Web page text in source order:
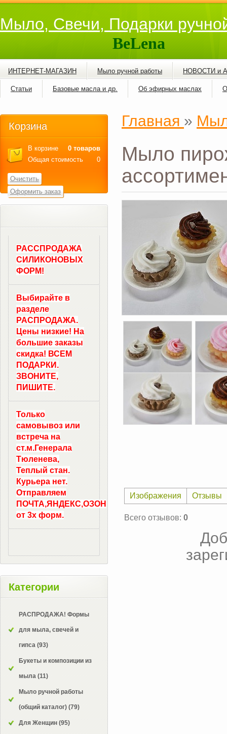
Мыло, Свечи, Подарки
BeLena
ИНТЕРНЕТ-МАГАЗИН Мыло ручной работы НОВОСТИ и
Статьи Базовые масла и др. Об эфирных маслах
Главная »
Мыло
Изображения Отзывы
Всего отзывов: 0
Корзина
В корзине
0 товаров
Общая стоимость
0
Очистить
Оформить заказ
РАССПРОДАЖА
СИЛИКОНОВЫХ
ФОРМ!
Выбирайте в
разделе
РАСПРОДАЖА.
Цены низкие! На
большие заказы
скидка! ВСЕМ
ПОДАРКИ.
ЗВОНИТЕ,
ПИШИТЕ.
Только
самовывоз или
встреча на
ст.м.Генерала
Тюленева,
Теплый стан.
Курьера нет.
Отправляем
ПОЧТА,ЯНДЕКС,ОЗОН
от 3х форм.
Категории
РАСПРОДАЖА! Формы
для мыла, свечей и
гипса (93)
Букеты и композиции из
мыла (11)
Мыло ручной работы
(общий каталог) (79)
Для Женщин (95)